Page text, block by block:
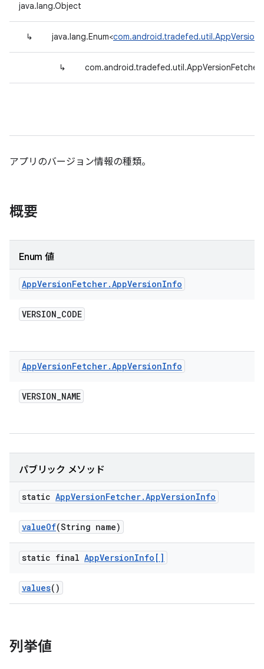
java.lang.Object
↳ java.lang.Enum<
↳
アプリのバージョン情報の種類。
概要
Enum 値
AppVersionFetcher.AppVersionInfo
VERSION_CODE
AppVersionFetcher.AppVersionInfo
VERSION_NAME
パブリック メソッド
static AppVersionFetcher.AppVersionInfo
valueOf(String name)
static final AppVersionInfo[]
values()
列挙値